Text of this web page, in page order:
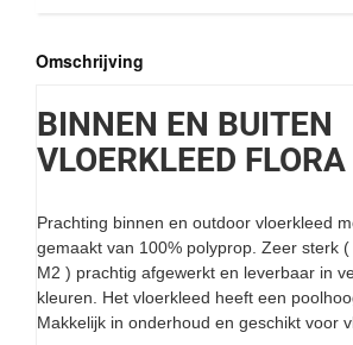
Omschrijving
BINNEN EN BUITEN
VLOERKLEED
Prachting binnen en outdoor vloerkleed
gemaakt van 100% polyprop. Zeer sterk
M2 ) prachtig afgewerkt en leverbaar in
kleuren. Het vloerkleed heeft een
Makkelijk in onderhoud en geschikt voor